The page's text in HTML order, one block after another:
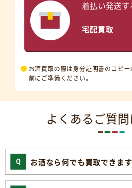
着払い発送す
宅配買取
お酒買取の際は身分証明書のコピ
前にご準備ください。
よくあるご質
お酒なら何でも買取できま